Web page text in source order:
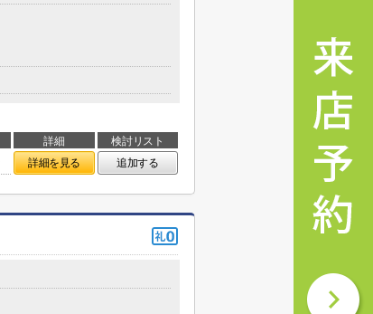
詳細
検討リスト
詳細を見る 追加する